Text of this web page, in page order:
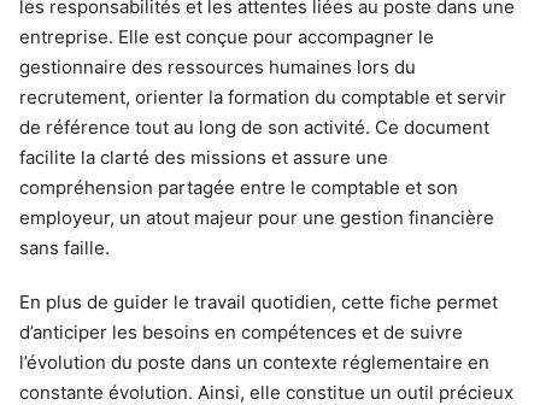
les responsabilités et les attentes liées au poste dans une
entreprise. Elle est conçue pour accompagner le
gestionnaire des ressources humaines lors du
recrutement, orienter la formation du comptable et servir
de référence tout au long de son activité. Ce document
facilite la clarté des missions et assure une
compréhension partagée entre le comptable et son
employeur, un atout majeur pour une gestion financière
sans faille.
En plus de guider le travail quotidien, cette fiche permet
d’anticiper les besoins en compétences et de suivre
l’évolution du poste dans un contexte réglementaire en
constante évolution. Ainsi, elle constitue un outil précieux